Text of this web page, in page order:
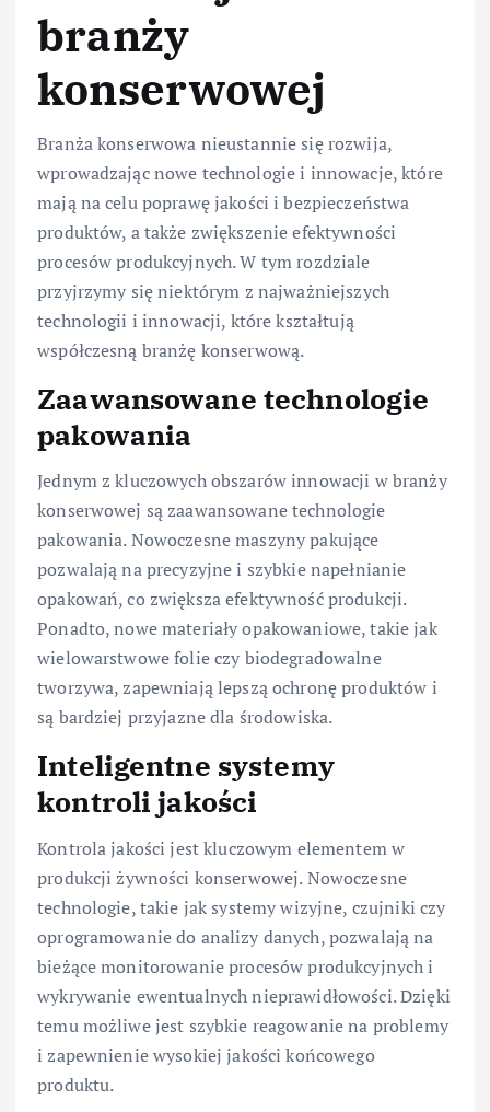
branży
konserwowej
Branża konserwowa nieustannie się rozwija,
wprowadzając nowe technologie i innowacje, które
mają na celu poprawę jakości i bezpieczeństwa
produktów, a także zwiększenie efektywności
procesów produkcyjnych. W tym rozdziale
przyjrzymy się niektórym z najważniejszych
technologii i innowacji, które kształtują
współczesną branżę konserwową.
Zaawansowane technologie
pakowania
Jednym z kluczowych obszarów innowacji w branży
konserwowej są zaawansowane technologie
pakowania. Nowoczesne maszyny pakujące
pozwalają na precyzyjne i szybkie napełnianie
opakowań, co zwiększa efektywność produkcji.
Ponadto, nowe materiały opakowaniowe, takie jak
wielowarstwowe folie czy biodegradowalne
tworzywa, zapewniają lepszą ochronę produktów i
są bardziej przyjazne dla środowiska.
Inteligentne systemy
kontroli jakości
Kontrola jakości jest kluczowym elementem w
produkcji żywności konserwowej. Nowoczesne
technologie, takie jak systemy wizyjne, czujniki czy
oprogramowanie do analizy danych, pozwalają na
bieżące monitorowanie procesów produkcyjnych i
wykrywanie ewentualnych nieprawidłowości. Dzięki
temu możliwe jest szybkie reagowanie na problemy
i zapewnienie wysokiej jakości końcowego
produktu.